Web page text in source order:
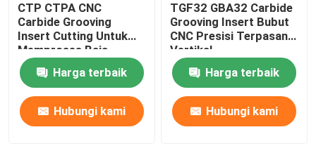
Tentang kita
Wisata pabrik
Kontrol kualitas
CTP CTPA CNC
Carbide Grooving
Insert Cutting Untuk
Memproses Baja
Bagian Kecil
Harga terbaik
Hubungi kami
TGF32 GBA32 Carbide
Grooving Insert Bubut
CNC Presisi Terpasang
Vertikal
Harga terbaik
Hubungi kami